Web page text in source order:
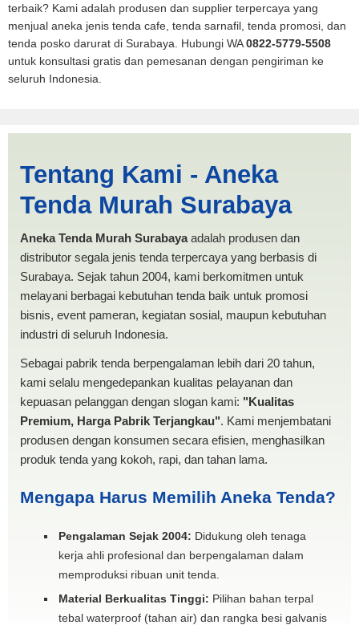
terbaik? Kami adalah produsen dan supplier terpercaya yang
menjual aneka jenis tenda cafe, tenda sarnafil, tenda promosi, dan
tenda posko darurat di Surabaya. Hubungi WA0822-5779-5508
untuk konsultasi gratis dan pemesanan dengan pengiriman ke
seluruh Indonesia.
Bukittinggi | PRODUKSI
ANEKA TENDA MURAH
Tentang Kami - Aneka
Tenda Murah Surabaya
Aneka Tenda Murah Surabayaadalah produsen dan
distributor segala jenis tenda terpercaya yang berbasis di
Surabaya. Sejak tahun 2004, kami berkomitmen untuk
melayani berbagai kebutuhan tenda baik untuk promosi
bisnis, event pameran, kegiatan sosial, maupun kebutuhan
industri di seluruh Indonesia.
Sebagai pabrik tenda berpengalaman lebih dari 20 tahun,
kami selalu mengedepankan kualitas pelayanan dan
kepuasan pelanggan dengan slogan kami: "Kualitas
Premium, Harga Pabrik Terjangkau". Kami menjembatani
produsen dengan konsumen secara efisien, menghasilkan
produk tenda yang kokoh, rapi, dan tahan lama.
Mengapa Harus Memilih Aneka Tenda?
Pengalaman Sejak 2004: Didukung oleh tenaga
kerja ahli profesional dan berpengalaman dalam
memproduksi ribuan unit tenda.
Material Berkualitas Tinggi: Pilihan bahan terpal
tebal waterproof (tahan air) dan rangka besi galvanis